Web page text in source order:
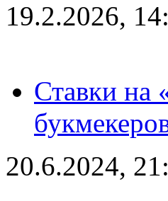
19.2.2026,
Ставки на
20.6.2024,